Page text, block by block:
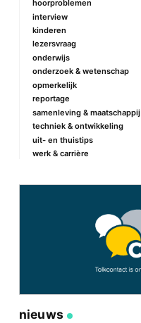
Naam*
E-mail*
hoorproblemen
interview
kinderen
lezersvraag
onderwijs
onderzoek & wetenschap
opmerkelijk
reportage
samenleving & maatschappij
techniek & ontwikkeling
uit- en thuistips
werk & carrière
nieuws